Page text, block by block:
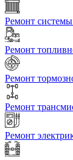
Ремонт
Ремонт
Ремонт
Ремонт
Ремонт